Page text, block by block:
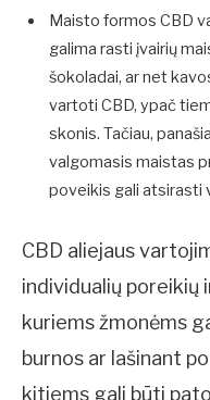
Maisto formos CBD
galima rasti įvairių
šokoladai, ar net
vartoti CBD, ypač
skonis. Tačiau,
valgomasis maistas
poveikis gali atsirasti
CBD aliejaus
individualių poreikių
kuriems žmonėms
burnos ar lašinant
kitiems gali būti